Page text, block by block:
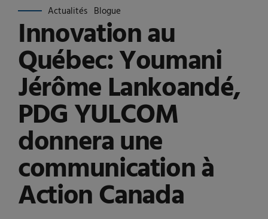
Actualités Blogue
Innovation au
Québec: Youmani
Jérôme Lankoandé,
PDG YULCOM
donnera une
communication à
Action Canada